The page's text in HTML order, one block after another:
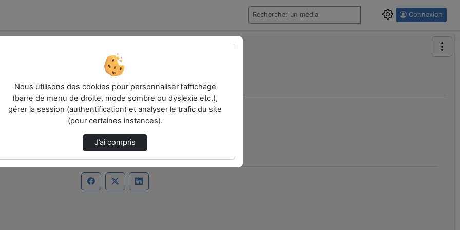
Connexion
Nous utilisons des cookies pour personnaliser l’affichage
(barre de menu de droite, mode sombre ou dyslexie etc.),
gérer la session (authentification) et analyser le trafic du site
(pour certaines instances).
J’ai compris